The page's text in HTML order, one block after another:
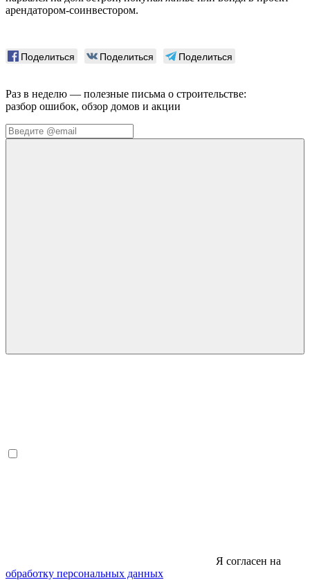
арендатором-соинвестором.
Поделиться Поделиться Поделиться
Раз в неделю — полезные письма о строительстве:
разбор ошибок, обзор домов и акции
Я согласен на
обработку персональных данных